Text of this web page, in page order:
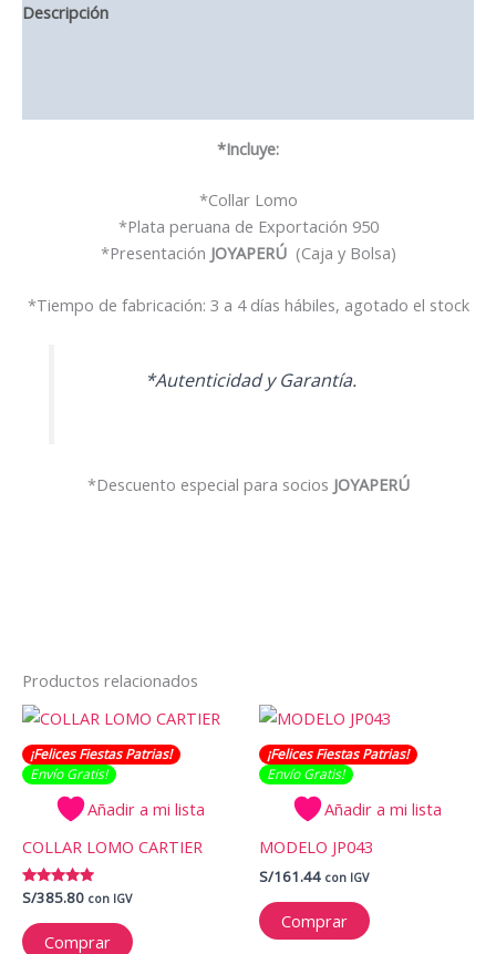
Descripción
*Incluye:
*Collar Lomo
*Plata peruana de Exportación 950
*Presentación JOYAPERÚ(Caja y Bolsa)
*Tiempo de fabricación: 3 a 4 días hábiles, agotado el stock
*Autenticidad y Garantía.
*Descuento especial para socios JOYAPERÚ
Productos relacionados
¡Felices Fiestas Patrias!
Envío Gratis​​​!
Añadir a mi lista
COLLAR LOMO CARTIER
Valorado
5.00
de 5
S/385.80 con IGV
Comprar
¡Felices Fiestas Patrias!
Envío Gratis​​​!
Añadir a mi lista
MODELO JP043
S/161.44 con IGV
Comprar